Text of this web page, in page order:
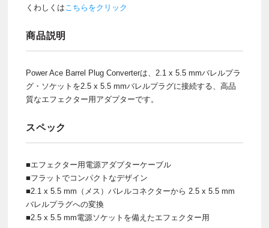
くわしくはこちらをクリック
商品説明
Power Ace Barrel Plug Converterは、2.1 x 5.5 mmバレルプラ
グ・ソケットを2.5 x 5.5 mmバレルプラグに接続する、高品
質なエフェクター用アダプターです。
スペック
■エフェクター用電源アダプターケーブル
■フラットでコンパクトなデザイン
■2.1 x 5.5 mm（メス）バレルコネクターから 2.5 x 5.5 mm
バレルプラグへの変換
■2.5 x 5.5 mm電源ソケットを備えたエフェクター用